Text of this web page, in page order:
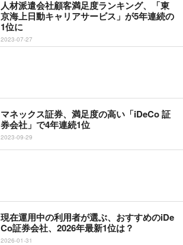
人材派遣会社顧客満足度ランキング、「東
京海上日動キャリアサービス」が5年連続の
1位に
2023-07-27
マネックス証券、満足度の高い「iDeCo 証
券会社」で4年連続1位
2023-09-29
現在運用中の利用者が選ぶ、おすすめのiDe
Co証券会社、2026年最新1位は？
2026-01-31